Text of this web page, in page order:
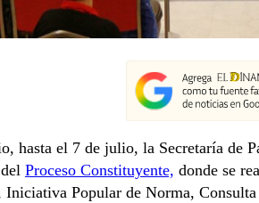
hasta el 7 de julio, la Secretaría de
Proceso Constituyente, donde se
Popular de Norma,